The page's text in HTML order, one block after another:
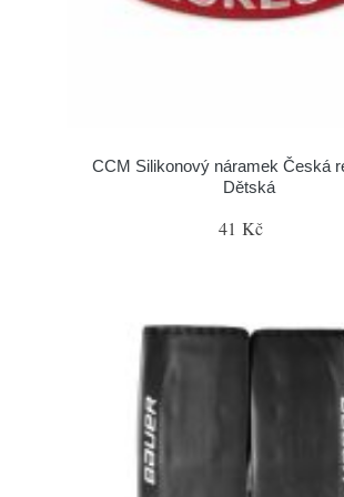
CCM Silikonový náramek Česká
Dětská
41 Kč